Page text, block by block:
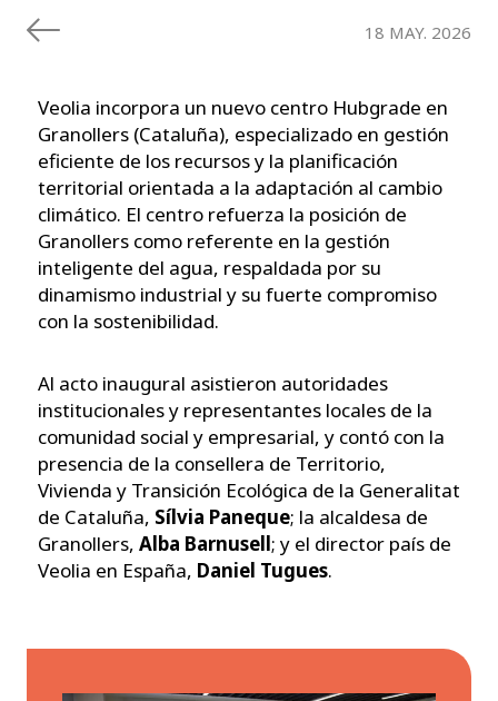
18 MAY. 2026
Veolia incorpora un nuevo centro Hubgrade en
Granollers (Cataluña), especializado en gestión
eficiente de los recursos y la planificación
territorial orientada a la adaptación al cambio
climático. El centro refuerza la posición de
Granollers como referente en la gestión
inteligente del agua, respaldada por su
dinamismo industrial y su fuerte compromiso
con la sostenibilidad.
Al acto inaugural asistieron autoridades
institucionales y representantes locales de la
comunidad social y empresarial, y contó con la
presencia de la consellera de Territorio,
Vivienda y Transición Ecológica de la Generalitat
de Cataluña, Sílvia Paneque; la alcaldesa de
Granollers, Alba Barnusell; y el director país de
Veolia en España, Daniel Tugues.